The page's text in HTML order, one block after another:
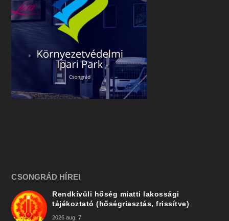
CSONGRÁD HÍREI
Rendkívüli hőség miatti lakossági
tájékoztató (hőségriasztás, frissítve)
2026 aug. 7